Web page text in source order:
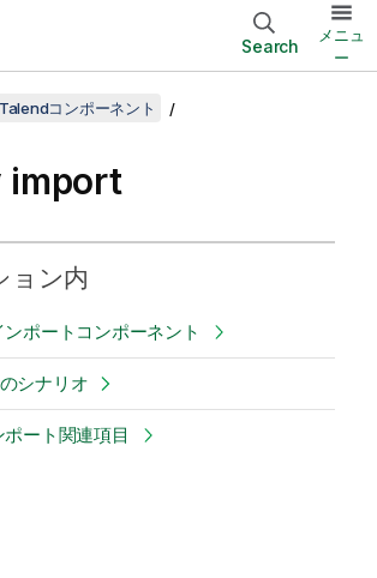
Search
メニュ
ー
コンポーネント
import
ョン内
ポートコンポーネント
シナリオ
ート関連項目